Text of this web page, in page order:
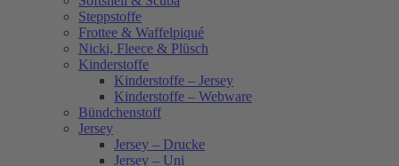
Steppstoffe
Frottee & Waffelpiqué
Nicki, Fleece & Plüsch
Kinderstoffe
Kinderstoffe – Jersey
Kinderstoffe – Webware
Bündchenstoff
Jersey
Jersey – Drucke
Jersey – Uni